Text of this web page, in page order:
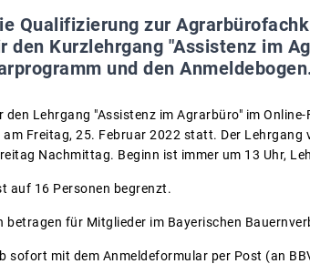
Qualifizierung zur
den Kurzlehrgang "Assistenz im
und den
den Lehrgang "Assistenz im Agrarbüro" im
Freitag, 25. Februar 2022 statt. Der
Nachmittag. Beginn ist immer um 13 Uhr,
auf 16 Personen begrenzt.
betragen für Mitglieder im Bayerischen
sofort mit dem Anmeldeformular per Post (an